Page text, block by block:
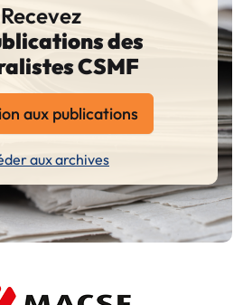
Recevez
des
CSMF
aux publications
aux archives